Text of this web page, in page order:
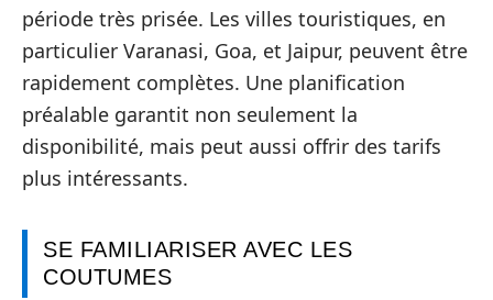
période très prisée. Les villes touristiques, en
particulier Varanasi, Goa, et Jaipur, peuvent être
rapidement complètes. Une planification
préalable garantit non seulement la
disponibilité, mais peut aussi offrir des tarifs
plus intéressants.
SE FAMILIARISER AVEC LES
COUTUMES